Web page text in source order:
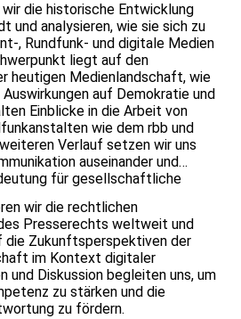
die historische Entwicklung
und analysieren, wie sie sich zu
, Rundfunk- und digitale Medien
liegt auf den
heutigen Medienlandschaft, wie
auf Demokratie und
Einblicke in die Arbeit von
wie dem rbb und
Verlauf setzen wir uns
auseinander und
für gesellschaftliche
wir die rechtlichen
Presserechts weltweit und
die Zukunftsperspektiven der
im Kontext digitaler
und Diskussion begleiten uns, um
zu stärken und die
zu fördern.